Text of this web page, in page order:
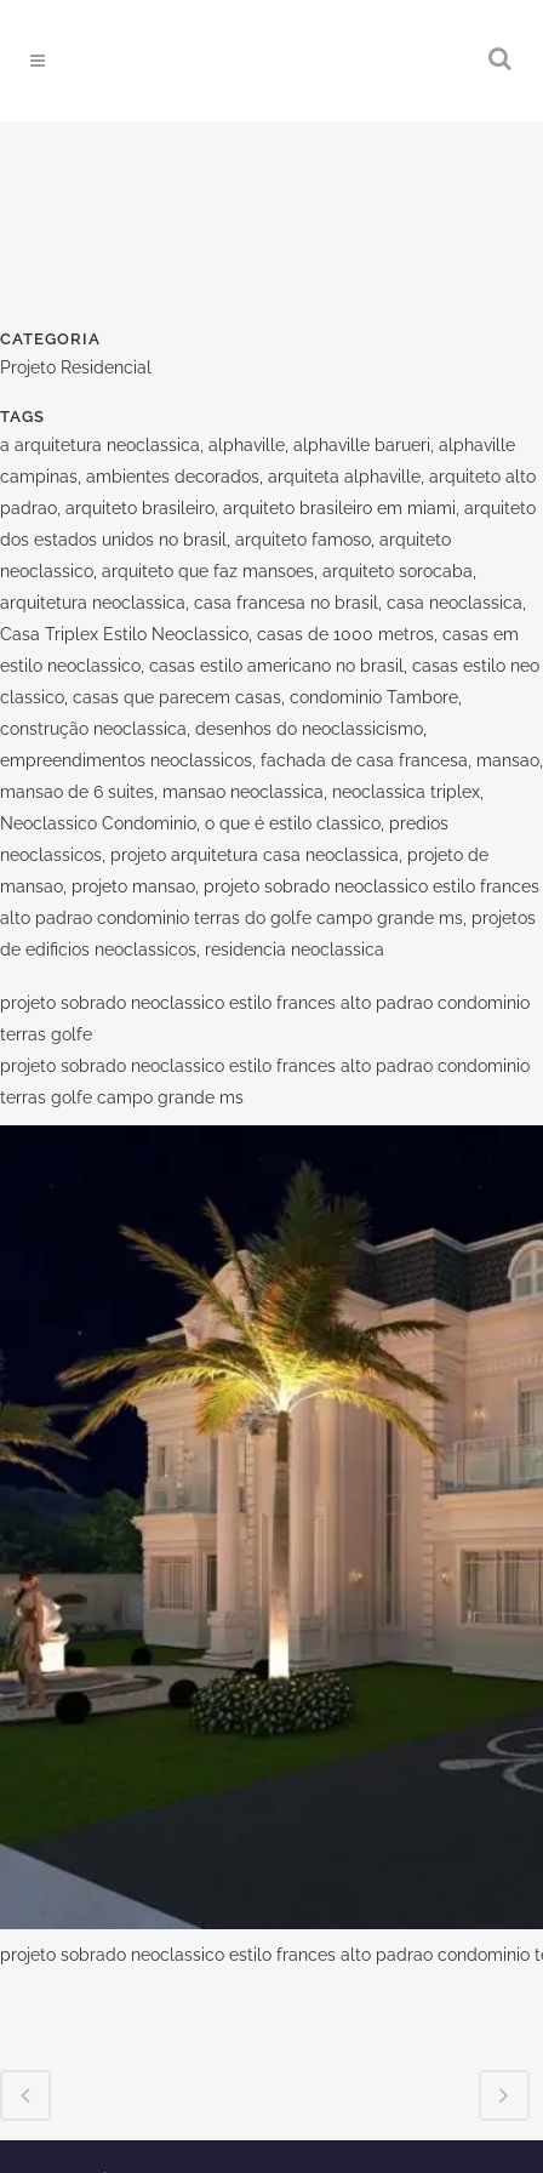
CATEGORIA
Projeto Residencial
TAGS
a arquitetura neoclassica, alphaville, alphaville barueri, alphaville
campinas, ambientes decorados, arquiteta alphaville, arquiteto alto
padrao, arquiteto brasileiro, arquiteto brasileiro em miami, arquiteto
dos estados unidos no brasil, arquiteto famoso, arquiteto
neoclassico, arquiteto que faz mansoes, arquiteto sorocaba,
arquitetura neoclassica, casa francesa no brasil, casa neoclassica,
Casa Triplex Estilo Neoclassico, casas de 1000 metros, casas em
estilo neoclassico, casas estilo americano no brasil, casas estilo neo
classico, casas que parecem casas, condominio Tambore,
construção neoclassica, desenhos do neoclassicismo,
empreendimentos neoclassicos, fachada de casa francesa, mansao,
mansao de 6 suites, mansao neoclassica, neoclassica triplex,
Neoclassico Condominio, o que é estilo classico, predios
neoclassicos, projeto arquitetura casa neoclassica, projeto de
mansao, projeto mansao, projeto sobrado neoclassico estilo frances
alto padrao condominio terras do golfe campo grande ms, projetos
de edificios neoclassicos, residencia neoclassica
projeto sobrado neoclassico estilo frances alto padrao condominio
terras golfe
projeto sobrado neoclassico estilo frances alto padrao condominio
terras golfe campo grande ms
projeto sobrado neoclassico estilo frances alto padrao condominio